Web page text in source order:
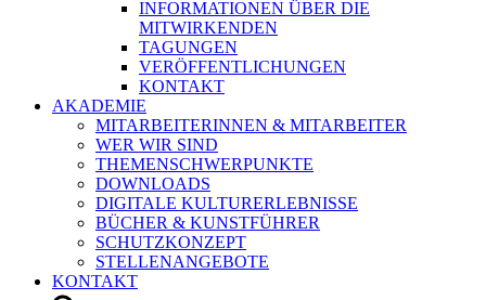
INFORMATIONEN ÜBER DIE
MITWIRKENDEN
TAGUNGEN
VERÖFFENTLICHUNGEN
KONTAKT
AKADEMIE
MITARBEITERINNEN & MITARBEITER
WER WIR SIND
THEMENSCHWERPUNKTE
DOWNLOADS
DIGITALE KULTURERLEBNISSE
BÜCHER & KUNSTFÜHRER
SCHUTZKONZEPT
STELLENANGEBOTE
KONTAKT